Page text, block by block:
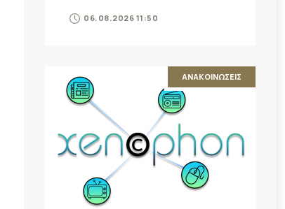
06.08.2026 11:50
ΑΝΑΚΟΙΝΩΣΕΙΣ